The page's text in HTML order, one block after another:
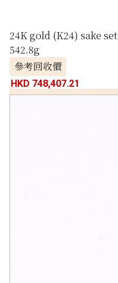
24K gold (K24) sake set
542.8g
參考回收價
HKD 748,407.21